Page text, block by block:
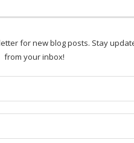
for new blog posts. Stay
from your inbox!